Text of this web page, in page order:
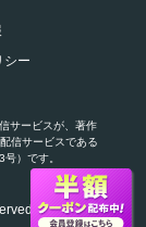
シー
サービスが、著作
信サービスである
）です。